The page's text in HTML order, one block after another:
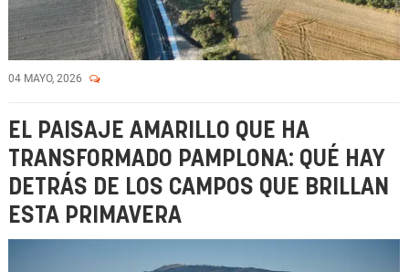
04 MAYO, 2026
EL PAISAJE AMARILLO QUE HA
TRANSFORMADO PAMPLONA: QUÉ HAY
DETRÁS DE LOS CAMPOS QUE BRILLAN
ESTA PRIMAVERA